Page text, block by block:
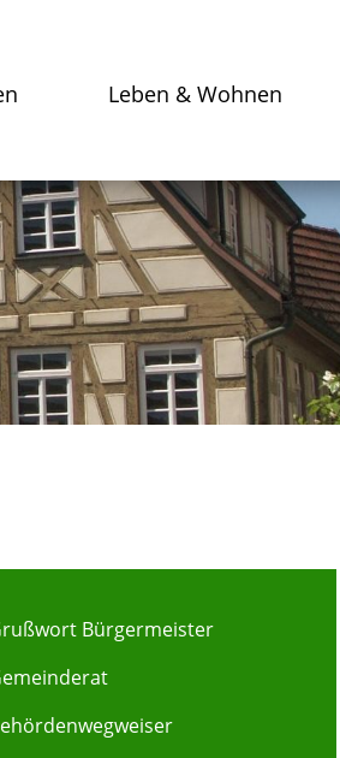
Leben & Wohnen
Bürgermeister